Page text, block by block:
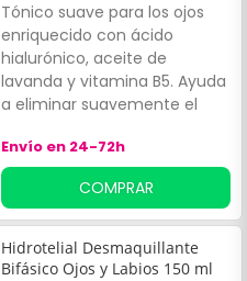
Tónico suave para los ojos
enriquecido con ácido
hialurónico, aceite de
lavanda y vitamina B5. Ayuda
a eliminar suavemente el
el contorno de los ojos. Su
fórmula contribuye a aliviar la
piel y a retener la humedad
cutánea por más tiempo.
Indicado para pieles secas o
sensibles.
Envío en 24-72h
COMPRAR
Hidrotelial Desmaquillante
Bifásico Ojos y Labios 150 ml